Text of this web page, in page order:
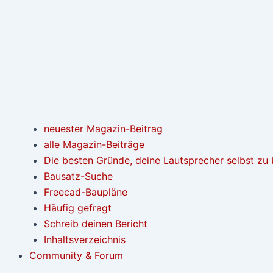
neuester Magazin-Beitrag
alle Magazin-Beiträge
Die besten Gründe, deine Lautsprecher selbst zu
Bausatz-Suche
Freecad-Baupläne
Häufig gefragt
Schreib deinen Bericht
Inhaltsverzeichnis
Community & Forum